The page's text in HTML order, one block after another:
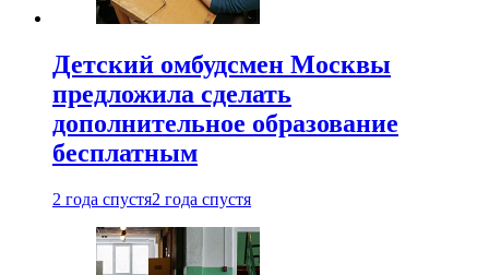
Детский омбудсмен Москвы
предложила сделать
дополнительное образование
бесплатным
2 года спустя2 года спустя